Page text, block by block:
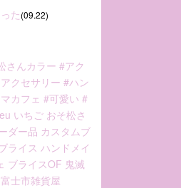
た(09.22)
さんカラー #アク
クセサリー #ハン
カフェ #可愛い #
いちご おそ松さ
ダー品 カスタムブ
ライス ハンドメイ
ブライスOF 鬼滅
富士市雑貨屋